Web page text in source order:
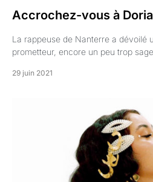
Accrochez-vous à Doria
La rappeuse de Nanterre a dévoilé
prometteur, encore un peu trop sage.
29 juin 2021